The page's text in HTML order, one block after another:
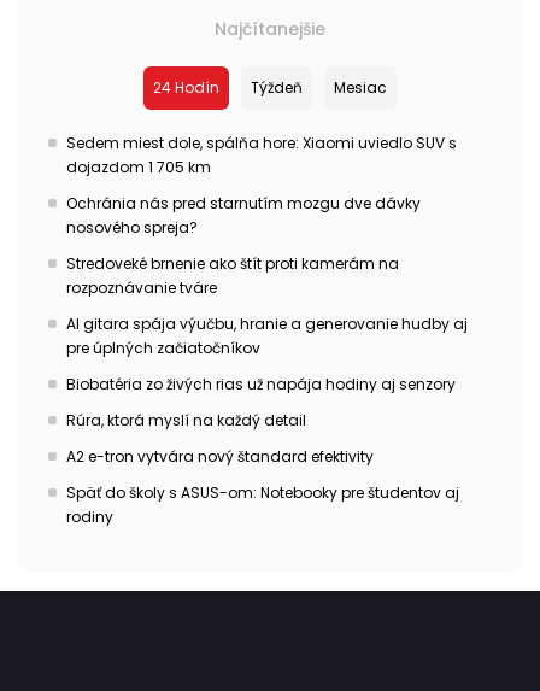
Najčítanejšie
24 Hodín Týždeň Mesiac
Sedem miest dole, spálňa hore: Xiaomi uviedlo SUV s
dojazdom 1 705 km
Ochránia nás pred starnutím mozgu dve dávky
nosového spreja?
Stredoveké brnenie ako štít proti kamerám na
rozpoznávanie tváre
AI gitara spája výučbu, hranie a generovanie hudby aj
pre úplných začiatočníkov
Biobatéria zo živých rias už napája hodiny aj senzory
Rúra, ktorá myslí na každý detail
A2 e-tron vytvára nový štandard efektivity
Späť do školy s ASUS-om: Notebooky pre študentov aj
rodiny